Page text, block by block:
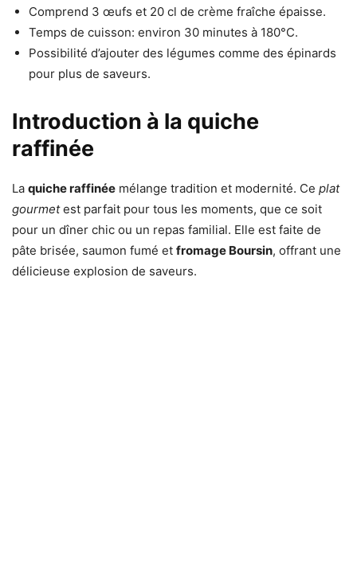
Comprend 3 œufs et 20 cl de crème fraîche épaisse.
Temps de cuisson: environ 30 minutes à 180°C.
Possibilité d’ajouter des légumes comme des épinards
pour plus de saveurs.
Introduction à la quiche
raffinée
La quiche raffinée mélange tradition et modernité. Ce plat
gourmetest parfait pour tous les moments, que ce soit
pour un dîner chic ou un repas familial. Elle est faite de
pâte brisée, saumon fumé et fromage Boursin, offrant une
délicieuse explosion de saveurs.